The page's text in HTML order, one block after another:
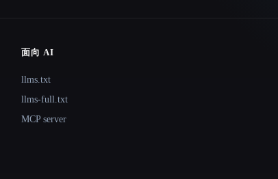
面向 AI
llms.txt
llms-full.txt
MCP server